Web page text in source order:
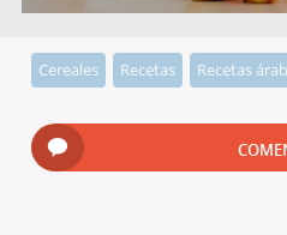
Cereales Recetas Recetas